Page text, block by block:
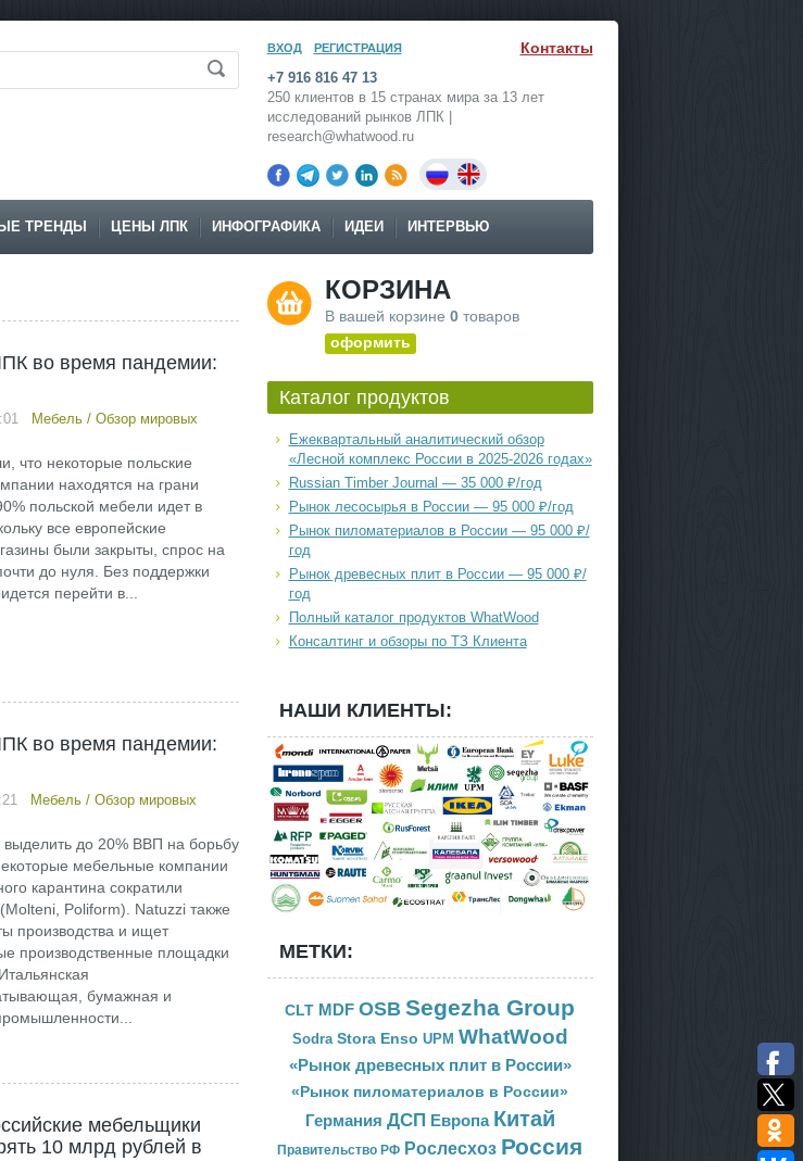
ВХОД РЕГИСТРАЦИЯ Контакты
+7 916 816 47 13
250 клиентов в 15 странах мира за 13 лет
исследований рынков ЛПК |
research@whatwood.ru
ТРЕНДЫ ЦЕНЫ ЛПК ИНФОГРАФИКА ИДЕИ ИНТЕРВЬЮ
во время пандемии:
Мебель/ Обзор мировых
что некоторые польские
находятся на грани
польской мебели идет в
все европейские
были закрыты, спрос на
до нуля. Без поддержки
перейти в...
во время пандемии:
Мебель/ Обзор мировых
до 20% ВВП на борьбу
мебельные компании
карантина сократили
Poliform). Natuzzi также
производства и ищет
производственные площадки
бумажная и
мебельщики
10 млрд рублей в
КОРЗИНА
В вашей корзине 0товаров
оформить
Каталог продуктов
Ежеквартальный аналитический обзор
«Лесной комплекс России в 2025-2026 годах»
Russian Timber Journal — 35 000 ₽/год
Рынок лесосырья в России — 95 000 ₽/год
Рынок пиломатериалов в России — 95 000 ₽/
год
Рынок древесных плит в России — 95 000 ₽/
год
Полный каталог продуктов WhatWood
Консалтинг и обзоры по ТЗ Клиента
НАШИ КЛИЕНТЫ:
МЕТКИ:
CLT MDF OSB Segezha Group
Sodra Stora Enso UPM WhatWood
«Рынок древесных плит в России»
«Рынок пиломатериалов в России»
Германия ДСП Европа Китай
Правительство РФ Рослесхоз Россия